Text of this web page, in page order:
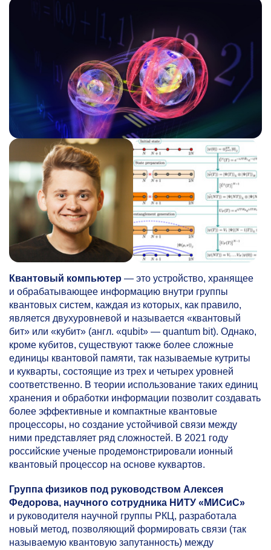
Квантовый компьютер — это устройство, хранящее
и обрабатывающее информацию внутри группы
квантовых систем, каждая из которых, как правило,
является двухуровневой и называется «квантовый
бит» или «кубит» (англ. «qubit» — quantum bit). Однако,
кроме кубитов, существуют также более сложные
единицы квантовой памяти, так называемые кутриты
и кукварты, состоящие из трех и четырех уровней
соответственно. В теории использование таких единиц
хранения и обработки информации позволит создавать
более эффективные и компактные квантовые
процессоры, но создание устойчивой связи между
ними представляет ряд сложностей. В 2021 году
российские ученые продемонстрировали ионный
квантовый процессор на основе куквартов.
Группа физиков под руководством Алексея
Федорова, научного сотрудника НИТУ «МИСиС»
и руководителя научной группы РКЦ, разработала
новый метод, позволяющий формировать связи (так
называемую квантовую запутанность) между